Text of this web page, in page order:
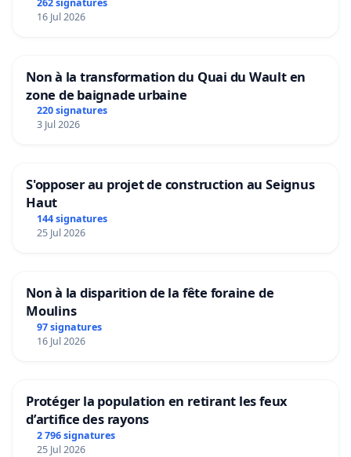
Aubenas et ses alentours
16 Jul 2026
Non à la transformation du Quai du Wault en
zone de baignade urbaine
220 signatures
3 Jul 2026
S'opposer au projet de construction au Seignus
Haut
144 signatures
25 Jul 2026
Non à la disparition de la fête foraine de
Moulins
97 signatures
16 Jul 2026
Protéger la population en retirant les feux
d’artifice des rayons
2 796 signatures
25 Jul 2026